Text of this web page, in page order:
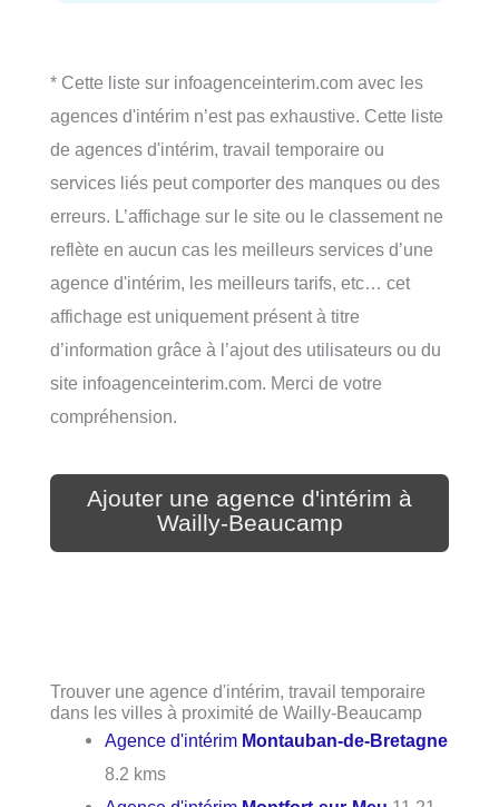
* Cette liste sur infoagenceinterim.com avec les
agences d'intérim n’est pas exhaustive. Cette liste
de agences d'intérim, travail temporaire ou
services liés peut comporter des manques ou des
erreurs. L’affichage sur le site ou le classement ne
reflète en aucun cas les meilleurs services d’une
agence d'intérim, les meilleurs tarifs, etc… cet
affichage est uniquement présent à titre
d’information grâce à l’ajout des utilisateurs ou du
site infoagenceinterim.com. Merci de votre
compréhension.
Ajouter une agence d'intérim à
Wailly-Beaucamp
Trouver une agence d'intérim, travail temporaire
dans les villes à proximité de Wailly-Beaucamp
Agence d'intérim Montauban-de-Bretagne
8.2 kms